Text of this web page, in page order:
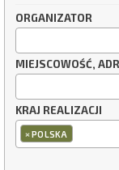
ORGANIZATOR
MIEJSCOWOŚĆ,
KRAJ REALIZACJI
×POLSKA